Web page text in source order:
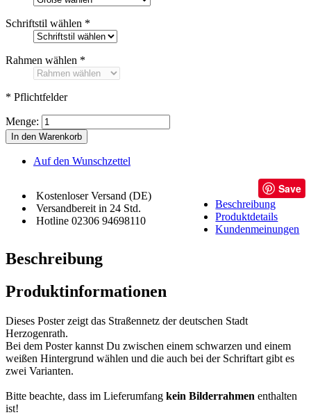
Schriftstil wählen *
Rahmen wählen *
* Pflichtfelder
Menge:
In den Warenkorb
Auf den Wunschzettel
Kostenloser Versand (DE)
Versandbereit in 24 Std.
Hotline 02306 94698110
Save
Beschreibung
Produktdetails
Kundenmeinungen
Beschreibung
Produktinformationen
Dieses Poster zeigt das Straßennetz der deutschen Stadt
Herzogenrath.
Bei dem Poster kannst Du zwischen einem schwarzen und einem
weißen Hintergrund wählen und die auch bei der Schriftart gibt es
zwei Varianten.
Bitte beachte, dass im Lieferumfang kein Bilderrahmen enthalten
ist!